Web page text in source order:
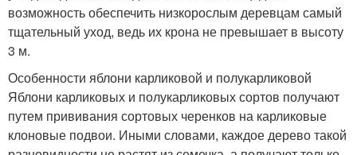
возможность обеспечить низкорослым деревцам самый
тщательный уход, ведь их крона не превышает в высоту
3 м.
Особенности яблони карликовой и полукарликовой
Яблони карликовых и полукарликовых сортов получают
путем прививания сортовых черенков на карликовые
клоновые подвои. Иными словами, каждое дерево такой